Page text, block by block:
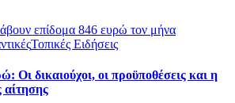
Τοπικές Ειδήσεις
Οι δικαιούχοι, οι προϋποθέσεις και η
αίτησης